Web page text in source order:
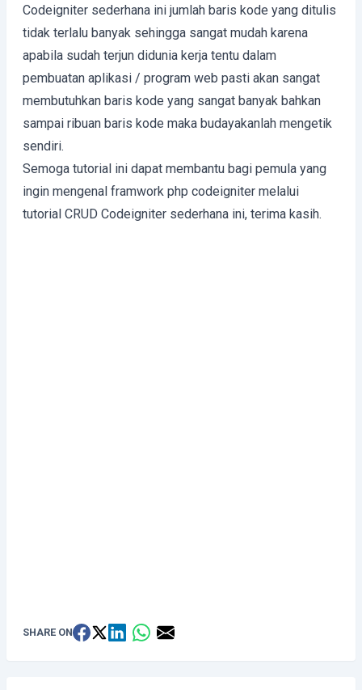
Codeigniter sederhana ini jumlah baris kode yang ditulis
tidak terlalu banyak sehingga sangat mudah karena
apabila sudah terjun didunia kerja tentu dalam
pembuatan aplikasi / program web pasti akan sangat
membutuhkan baris kode yang sangat banyak bahkan
sampai ribuan baris kode maka budayakanlah mengetik
sendiri.
Semoga tutorial ini dapat membantu bagi pemula yang
ingin mengenal framwork php codeigniter melalui
tutorial CRUD Codeigniter sederhana ini, terima kasih.
SHARE ON